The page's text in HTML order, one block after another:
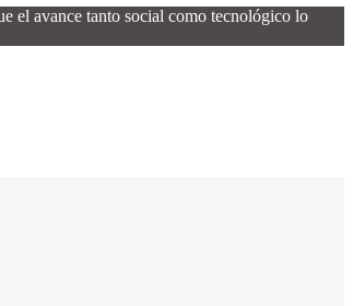
el avance tanto social como tecnológico lo